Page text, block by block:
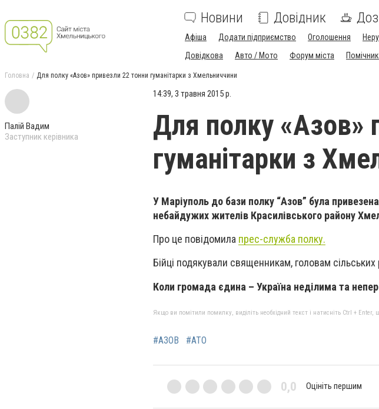
Новини Довідник
Афіша Додати підприємство Оголошення
Довідкова
Авто / Мото Форум міста Помічник
Головна Для полку «Азов» привезли 22 тонни гуманітарки з Хмельниччини
Палій Вадим
Заступник керівника
14:39, 3 травня 2015 р.
Для полку «Азов»
гуманітарки з
У Маріуполь до бази полку “Азов” була
небайдужих жителів Красилівського району
Про це повідомила прес-служба полку.
Бійці подякували священникам, головам
Коли громада єдина – Україна неділима та
Якщо ви помітили помилку, виділіть необхідний текст і натисніть Ctrl + Enter,
#АЗОВ #АТО
0,0 Оцініть першим